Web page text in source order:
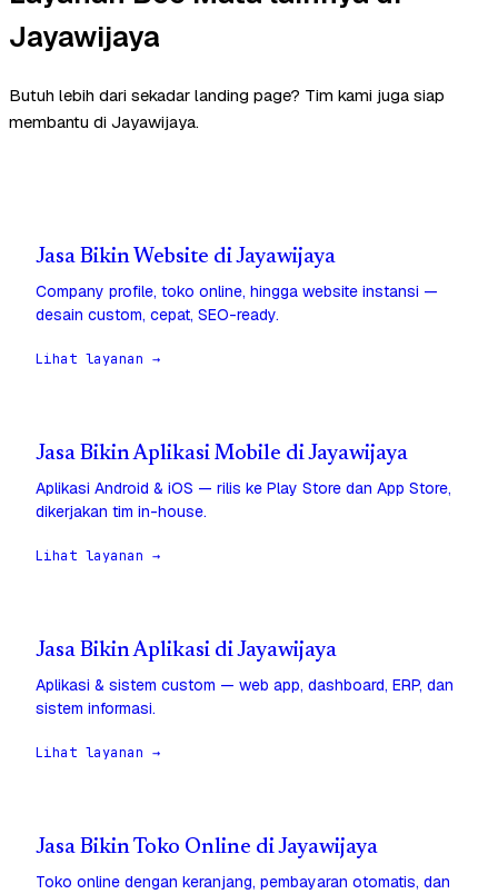
Jayawijaya
Butuh lebih dari sekadar landing page? Tim kami juga siap
membantu di Jayawijaya.
Jasa Bikin Website di Jayawijaya
Company profile, toko online, hingga website instansi —
desain custom, cepat, SEO-ready.
Lihat layanan →
Jasa Bikin Aplikasi Mobile di Jayawijaya
Aplikasi Android & iOS — rilis ke Play Store dan App Store,
dikerjakan tim in-house.
Lihat layanan →
Jasa Bikin Aplikasi di Jayawijaya
Aplikasi & sistem custom — web app, dashboard, ERP, dan
sistem informasi.
Lihat layanan →
Jasa Bikin Toko Online di Jayawijaya
Toko online dengan keranjang, pembayaran otomatis, dan